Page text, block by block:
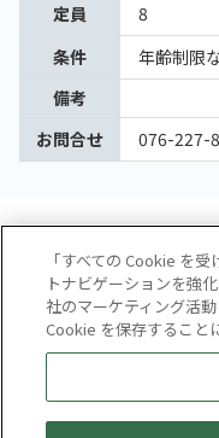
定員
8
条件
年齢制限
備考
お問合せ
076-227-
会社概要
お問い合
「すべての Cookie を
トナビゲーションを強
社のマーケティング活
Cookie を保存すること